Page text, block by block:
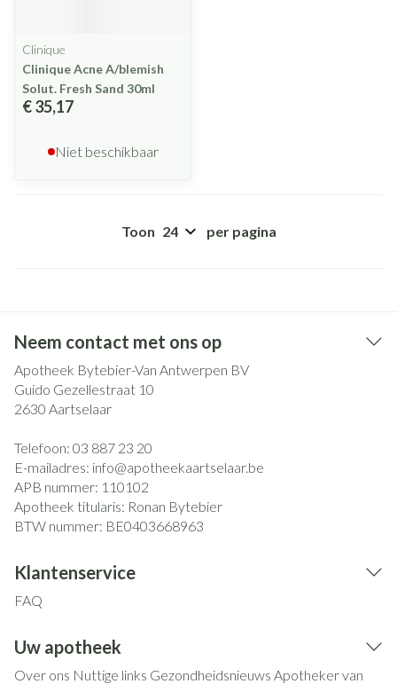
Clinique
Clinique Acne A/blemish
Solut. Fresh Sand 30ml
€ 35,17
Niet beschikbaar
Toon per pagina
Neem contact met ons op
Apotheek Bytebier-Van Antwerpen BV
Guido Gezellestraat 10
2630 Aartselaar
Telefoon: 03 887 23 20
E-mailadres: info@apotheekaartselaar.be
APB nummer: 110102
Apotheek titularis: Ronan Bytebier
BTW nummer: BE0403668963
Klantenservice
FAQ
Uw apotheek
Over ons Nuttige links Gezondheidsnieuws Apotheker van